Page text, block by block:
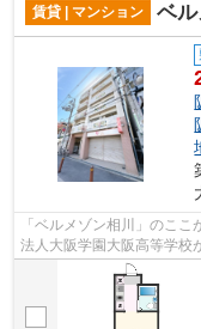
賃貸 | マンション ベル
「ベルメゾン相川」のこ
法人大阪学園大阪高等学校
で初期費用がお支払いいた